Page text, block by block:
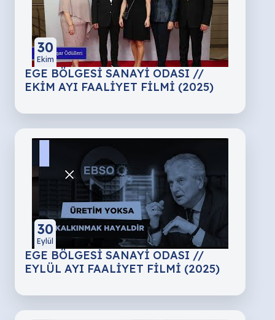
30
Ekim
EGE BÖLGESİ SANAYİ ODASI //
EKİM AYI FAALİYET FİLMİ (2025)
30
Eylül
EGE BÖLGESİ SANAYİ ODASI //
EYLÜL AYI FAALİYET FİLMİ (2025)